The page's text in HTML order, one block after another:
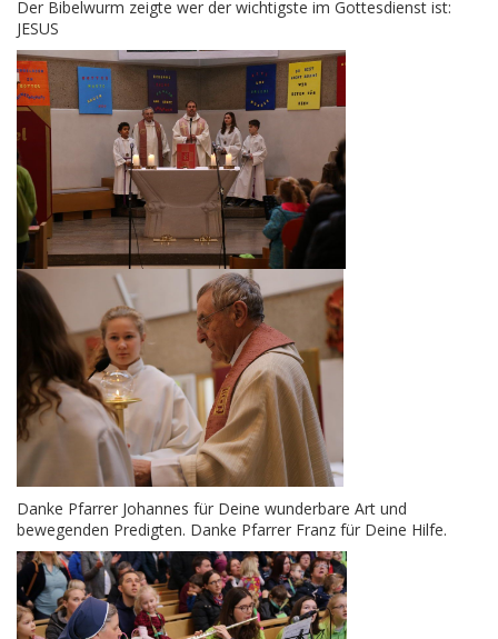
Der Bibelwurm zeigte wer der wichtigste im Gottesdienst ist:
JESUS
Danke Pfarrer Johannes für Deine wunderbare Art und
bewegenden Predigten. Danke Pfarrer Franz für Deine Hilfe.